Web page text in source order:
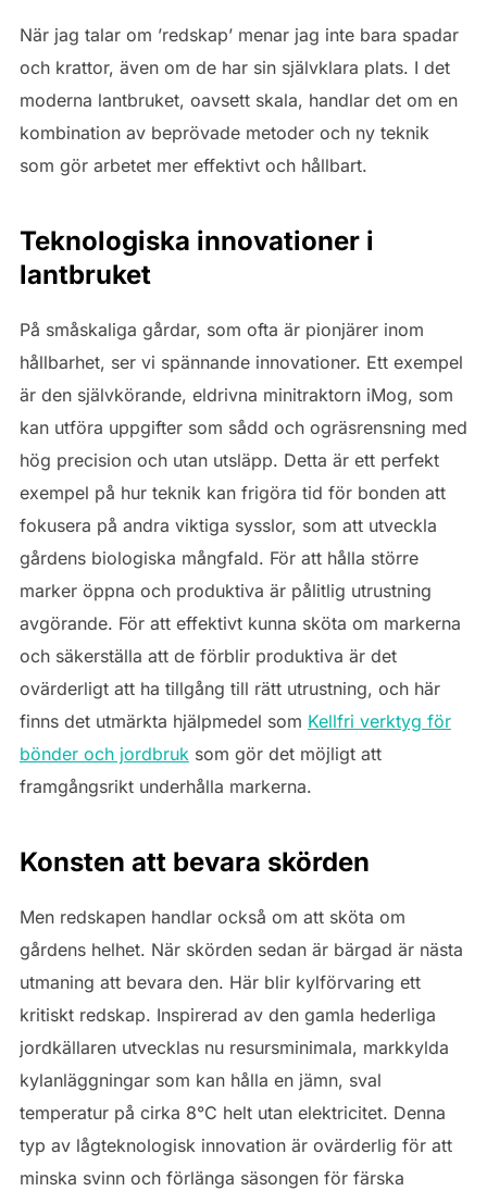
När jag talar om ’redskap’ menar jag inte bara spadar
och krattor, även om de har sin självklara plats. I det
moderna lantbruket, oavsett skala, handlar det om en
kombination av beprövade metoder och ny teknik
som gör arbetet mer effektivt och hållbart.
Teknologiska innovationer i
lantbruket
På småskaliga gårdar, som ofta är pionjärer inom
hållbarhet, ser vi spännande innovationer. Ett exempel
är den självkörande, eldrivna minitraktorn iMog, som
kan utföra uppgifter som sådd och ogräsrensning med
hög precision och utan utsläpp. Detta är ett perfekt
exempel på hur teknik kan frigöra tid för bonden att
fokusera på andra viktiga sysslor, som att utveckla
gårdens biologiska mångfald. För att hålla större
marker öppna och produktiva är pålitlig utrustning
avgörande. För att effektivt kunna sköta om markerna
och säkerställa att de förblir produktiva är det
ovärderligt att ha tillgång till rätt utrustning, och här
finns det utmärkta hjälpmedel som Kellfri verktyg för
bönder och jordbruksom gör det möjligt att
framgångsrikt underhålla markerna.
Konsten att bevara skörden
Men redskapen handlar också om att sköta om
gårdens helhet. När skörden sedan är bärgad är nästa
utmaning att bevara den. Här blir kylförvaring ett
kritiskt redskap. Inspirerad av den gamla hederliga
jordkällaren utvecklas nu resursminimala, markkylda
kylanläggningar som kan hålla en jämn, sval
temperatur på cirka 8°C helt utan elektricitet. Denna
typ av lågteknologisk innovation är ovärderlig för att
minska svinn och förlänga säsongen för färska